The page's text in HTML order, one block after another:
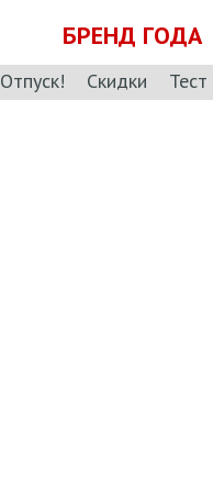
БРЕНД ГОДА
Отпуск! Скидки